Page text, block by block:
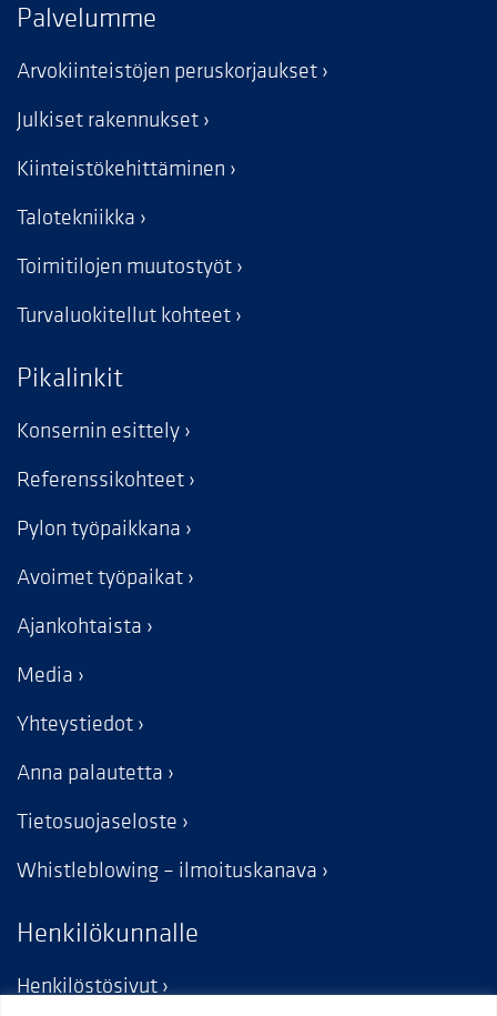
Palvelumme
Arvokiinteistöjen peruskorjaukset
Julkiset rakennukset
Kiinteistökehittäminen
Talotekniikka
Toimitilojen muutostyöt
Turvaluokitellut kohteet
Pikalinkit
Konsernin esittely
Referenssikohteet
Pylon työpaikkana
Avoimet työpaikat
Ajankohtaista
Media
Yhteystiedot
Anna palautetta
Tietosuojaseloste
Whistleblowing – ilmoituskanava
Henkilökunnalle
Henkilöstösivut